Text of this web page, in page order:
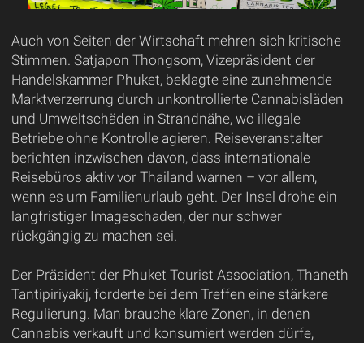
Auch von Seiten der Wirtschaft mehren sich kritische
Stimmen. Satjapon Thongsom, Vizepräsident der
Handelskammer Phuket, beklagte eine zunehmende
Marktverzerrung durch unkontrollierte Cannabisläden
und Umweltschäden in Strandnähe, wo illegale
Betriebe ohne Kontrolle agieren. Reiseveranstalter
berichten inzwischen davon, dass internationale
Reisebüros aktiv vor Thailand warnen – vor allem,
wenn es um Familienurlaub geht. Der Insel drohe ein
langfristiger Imageschaden, der nur schwer
rückgängig zu machen sei.
Der Präsident der Phuket Tourist Association, Thaneth
Tantipiriyakij, forderte bei dem Treffen eine stärkere
Regulierung. Man brauche klare Zonen, in denen
Cannabis verkauft und konsumiert werden dürfe,